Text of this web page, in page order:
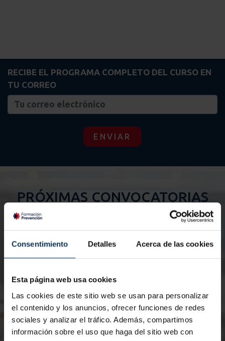
Consentimiento Detalles Acerca de las cookies
Esta página web usa cookies
Las cookies de este sitio web se usan para personalizar
el contenido y los anuncios, ofrecer funciones de redes
sociales y analizar el tráfico. Además, compartimos
información sobre el uso que haga del sitio web con
RECIBE EL PROGRAMA COMPLETO DEL CURSO EN
TU CORREO
ENVIAR
PRÓXIMAS CONVOCATORIAS
Nº de horas:8 horas
Certificación:Servicio de Prevención
(SPA)
Modalidad:Presencial